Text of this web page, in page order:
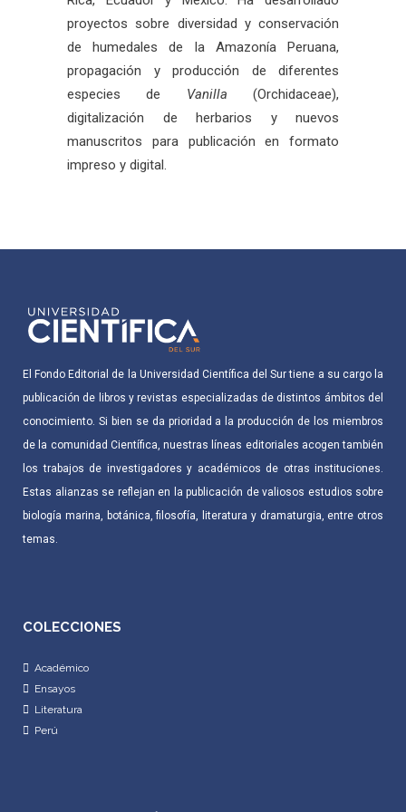
proyectos sobre diversidad y conservación
de humedales de la Amazonía Peruana,
propagación y producción de diferentes
especies de Vanilla (Orchidaceae),
digitalización de herbarios y nuevos
manuscritos para publicación en formato
impreso y digital.
El Fondo Editorial de la Universidad Científica del Sur tiene a su cargo la
publicación de libros y revistas especializadas de distintos ámbitos del
conocimiento. Si bien se da prioridad a la producción de los miembros
de la comunidad Científica, nuestras líneas editoriales acogen también
los trabajos de investigadores y académicos de otras instituciones.
Estas alianzas se reflejan en la publicación de valiosos estudios sobre
biología marina, botánica, filosofía, literatura y dramaturgia, entre otros
temas.
COLECCIONES
Académico
Ensayos
Literatura
Perú